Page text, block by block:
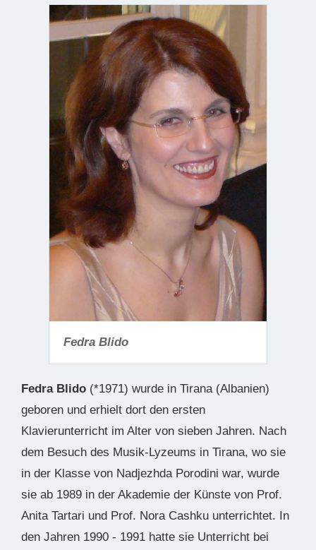
Fedra Blido
Fedra Blido (*1971) wurde in Tirana (Albanien)
geboren und erhielt dort den ersten
Klavierunterricht im Alter von sieben Jahren. Nach
dem Besuch des Musik-Lyzeums in Tirana, wo sie
in der Klasse von Nadjezhda Porodini war, wurde
sie ab 1989 in der Akademie der Künste von Prof.
Anita Tartari und Prof. Nora Cashku unterrichtet. In
den Jahren 1990 - 1991 hatte sie Unterricht bei